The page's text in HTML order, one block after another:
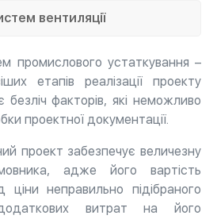
вентиляції
промислового устаткування –
етапів реалізації проекту
факторів, які неможливо
проектної документації.
проект забезпечує величезну
адже його вартість
неправильно підібраного
витрат на його